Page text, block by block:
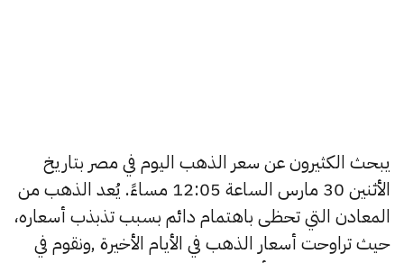
يبحث الكثيرون عن سعر الذهب اليوم في مصر بتاريخ
الأثنين 30 مارس الساعة 12:05 مساءً. يُعد الذهب من
المعادن التي تحظى باهتمام دائم بسبب تذبذب أسعاره،
حيث تراوحت أسعار الذهب في الأيام الأخيرة ,ونقوم في